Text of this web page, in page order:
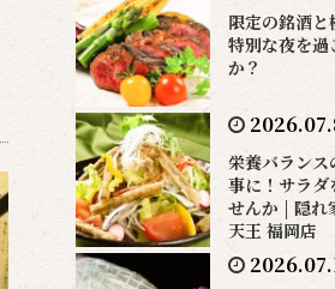
限定の銘酒と
特別な夜を過
か？
栄養バラン
事に！サラダ
せんか | 隠れ
天王 福岡店